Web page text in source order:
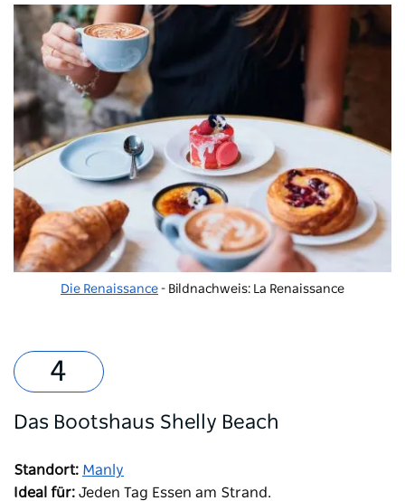
Die Renaissance - Bildnachweis: La Renaissance
Das Bootshaus Shelly Beach
Standort: Manly
Ideal für: Jeden Tag Essen am Strand.